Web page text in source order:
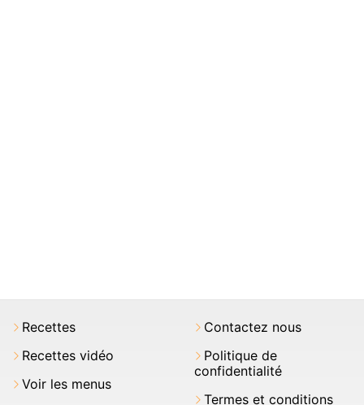
Recettes
Recettes vidéo
Voir les menus
Contactez nous
Politique de
confidentialité
Termes et conditions